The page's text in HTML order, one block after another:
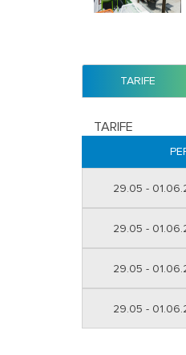
TARIFE
TARIFE
29.05 -
29.05 -
29.05 -
29.05 -